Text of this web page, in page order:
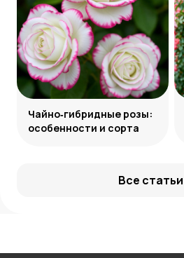
Все статьи
Чайно‑гибридные розы:
особенности и сорта